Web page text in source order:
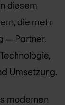
diesem
die mehr
— Partner,
Umsetzung.
modernen